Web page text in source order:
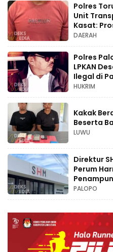
Polres
Unit
Kasat:
DAERAH
Polres
LPKAN
Ilegal di
HUKRIM
Kakak
Beserta
LUWU
Direktur
Perum
PALOPO